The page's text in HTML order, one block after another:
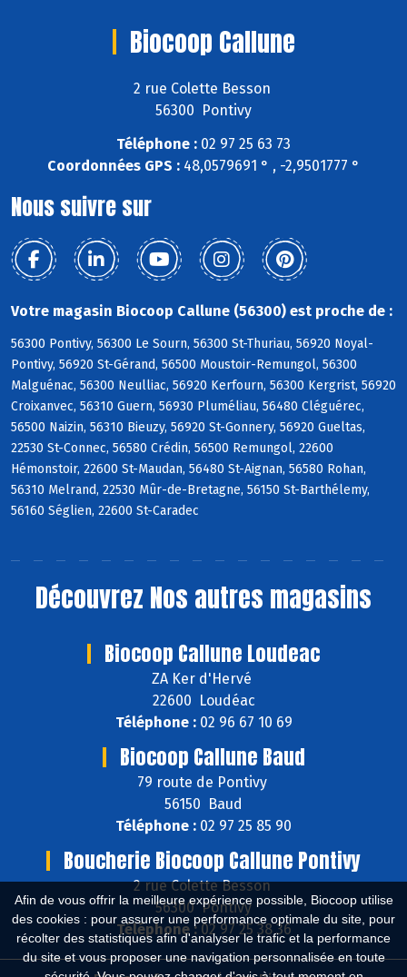
Afin de vous offrir la meilleure expérience possible, Biocoop utilise
des cookies : pour assurer une performance optimale du site, pour
récolter des statistiques afin d'analyser le trafic et la performance
du site et vous proposer une navigation personnalisée en toute
Biocoop Callune
2 rue Colette Besson
56300 Pontivy
Téléphone : 02 97 25 63 73
Coordonnées GPS : 48,0579691 ° , -2,9501777 °
Nous suivre sur
Votre magasin Biocoop Callune (56300) est proche de :
56300 Pontivy, 56300 Le Sourn, 56300 St-Thuriau, 56920 Noyal-
Pontivy, 56920 St-Gérand, 56500 Moustoir-Remungol, 56300
Malguénac, 56300 Neulliac, 56920 Kerfourn, 56300 Kergrist, 56920
Croixanvec, 56310 Guern, 56930 Pluméliau, 56480 Cléguérec,
56500 Naizin, 56310 Bieuzy, 56920 St-Gonnery, 56920 Gueltas,
22530 St-Connec, 56580 Crédin, 56500 Remungol, 22600
Hémonstoir, 22600 St-Maudan, 56480 St-Aignan, 56580 Rohan,
56310 Melrand, 22530 Mûr-de-Bretagne, 56150 St-Barthélemy,
56160 Séglien, 22600 St-Caradec
Découvrez Nos autres magasins
Biocoop Callune Loudeac
ZA Ker d'Hervé
22600 Loudéac
Téléphone :02 96 67 10 69
Biocoop Callune Baud
79 route de Pontivy
56150 Baud
Téléphone : 02 97 25 85 90
Boucherie Biocoop Callune Pontivy
2 rue Colette Besson
56300 Pontivy
Téléphone :02 97 25 38 36